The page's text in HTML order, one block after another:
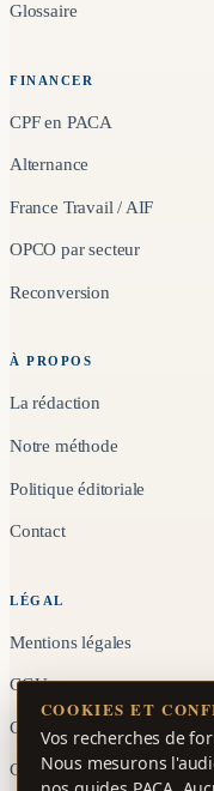
Glossaire
FINANCER
CPF en PACA
Alternance
France Travail / AIF
OPCO par secteur
Reconversion
À PROPOS
La rédaction
Notre méthode
Politique éditoriale
Contact
LÉGAL
Mentions légales
CGU
Confidentialité
Gérer les cookies
COOKIES ET
Vos recherches de
Nous mesurons